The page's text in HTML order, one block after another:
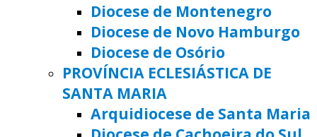
Diocese de Montenegro
Diocese de Novo Hamburgo
Diocese de Osório
PROVÍNCIA ECLESIÁSTICA DE
SANTA MARIA
Arquidiocese de Santa Maria